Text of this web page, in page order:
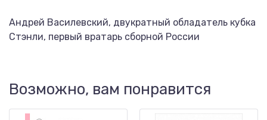
Андрей Василевский, двукратный обладатель кубка
Стэнли, первый вратарь сборной России
Возможно, вам понравится